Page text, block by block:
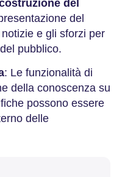
del
del
e gli sforzi per
pubblico.
: Le funzionalità di
della conoscenza su
possono essere
delle